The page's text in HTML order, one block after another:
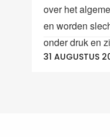
over het
en worden
onder druk en
31 AUGUSTUS